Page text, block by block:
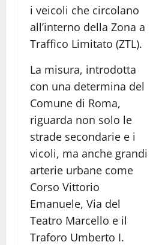
i veicoli che circolano
all’interno della Zona a
Traffico Limitato (ZTL).
La misura, introdotta
con una determina del
Comune di Roma,
riguarda non solo le
strade secondarie e i
vicoli, ma anche grandi
arterie urbane come
Corso Vittorio
Emanuele, Via del
Teatro Marcello e il
Traforo Umberto I.